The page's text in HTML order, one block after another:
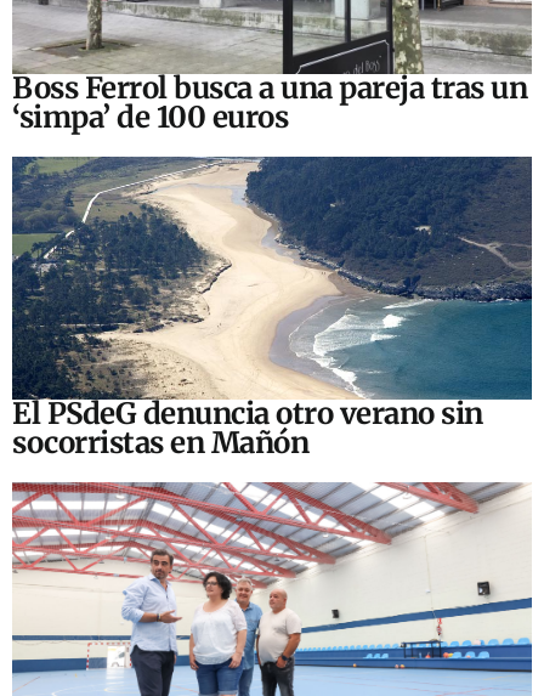
Boss Ferrol busca a una pareja tras un
‘simpa’ de 100 euros
El PSdeG denuncia otro verano sin
socorristas en Mañón